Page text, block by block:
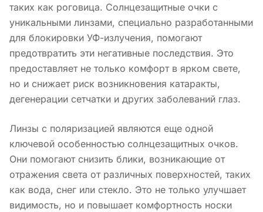
таких как роговица. Солнцезащитные очки с
уникальными линзами, специально разработанными
для блокировки УФ-излучения, помогают
предотвратить эти негативные последствия. Это
предоставляет не только комфорт в ярком свете,
но и снижает риск возникновения катаракты,
дегенерации сетчатки и других заболеваний глаз.
Линзы с поляризацией являются еще одной
ключевой особенностью солнцезащитных очков.
Они помогают снизить блики, возникающие от
отражения света от различных поверхностей, таких
как вода, снег или стекло. Это не только улучшает
видимость, но и повышает комфортность носки